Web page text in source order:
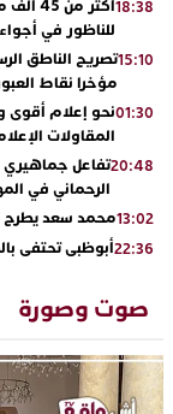
18:38
أكثر
للناظور في
15:10تصريح الناطق
مؤخرا نقاط
01:30نحو إعلام أقوى
المقاولات
20:48تفاعل جماهيري
الرحماني في
13:02محمد سعد يطرح
22:36أبوظبي تحتفي
13:30دنيا بوطازوت
“كوفرة فالغيس”
19:11يقظة أمنية تنهي
رهينتين من قبضة
17:27اتحاد المقاولات
صوت وصورة